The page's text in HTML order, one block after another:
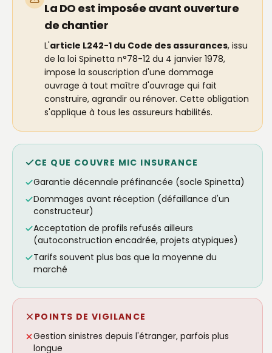
La DO est imposée avant ouverture
de chantier
L'article L242-1 du Code des assurances, issu
de la loi Spinetta n°78-12 du 4 janvier 1978,
impose la souscription d'une dommage
ouvrage à tout maître d'ouvrage qui fait
construire, agrandir ou rénover. Cette obligation
s'applique à tous les assureurs habilités.
CE QUE COUVRE MIC INSURANCE
Garantie décennale préfinancée (socle Spinetta)
Dommages avant réception (défaillance d'un
constructeur)
Acceptation de profils refusés ailleurs
(autoconstruction encadrée, projets atypiques)
Tarifs souvent plus bas que la moyenne du
marché
POINTS DE VIGILANCE
Gestion sinistres depuis l'étranger, parfois plus
longue